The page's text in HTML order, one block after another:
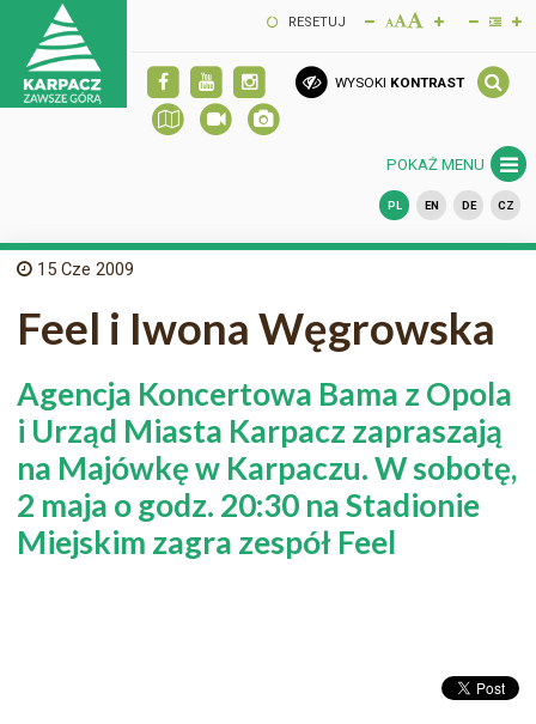
RESETUJ
WYSOKI KONTRAST
POKAŻ MENU
PL EN DE CZ
15 Cze 2009
Feel i Iwona Węgrowska
Agencja Koncertowa Bama z Opola
i Urząd Miasta Karpacz zapraszają
na Majówkę w Karpaczu. W sobotę,
2 maja o godz. 20:30 na Stadionie
Miejskim zagra zespół Feel